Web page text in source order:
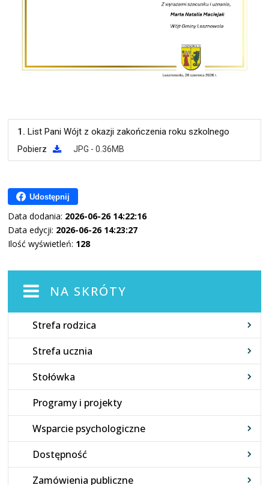
1.List Pani Wójt z okazji zakończenia roku szkolnego
Pobierz JPG - 0.36MB
Udostępnij
Data dodania: 2026-06-26 14:22:16
Data edycji: 2026-06-26 14:23:27
Ilość wyświetleń: 128
NA SKRÓTY
Strefa rodzica
Strefa ucznia
Stołówka
Programy i projekty
Wsparcie psychologiczne
Dostępność
Zamówienia publiczne